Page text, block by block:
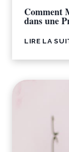
Comment
dans une
LIRE LA